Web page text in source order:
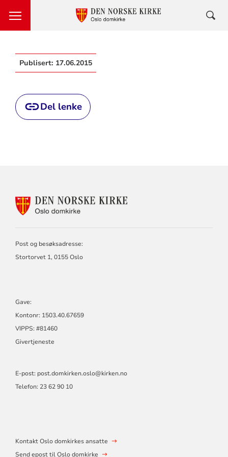
Publisert: 17.06.2015
Del lenke
KONTAKTINFORMASJON
Post og besøksadresse:
Stortorvet 1, 0155 Oslo
Gave:
Kontonr: 1503.40.67659
VIPPS: #81460
Givertjeneste
E-post: post.domkirken.oslo@kirken.no
Telefon: 23 62 90 10
Kontakt Oslo domkirkes ansatte
Send epost til Oslo domkirke